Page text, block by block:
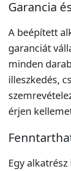
Garancia
A beépített
garanciát
minden
illeszkedés,
érjen
Egy